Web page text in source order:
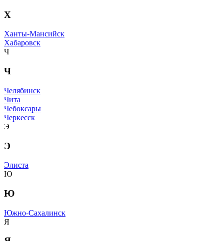
Х
Ханты-Мансийск
Хабаровск
Ч
Ч
Челябинск
Чита
Чебоксары
Черкесск
Э
Э
Элиста
Ю
Ю
Южно-Сахалинск
Я